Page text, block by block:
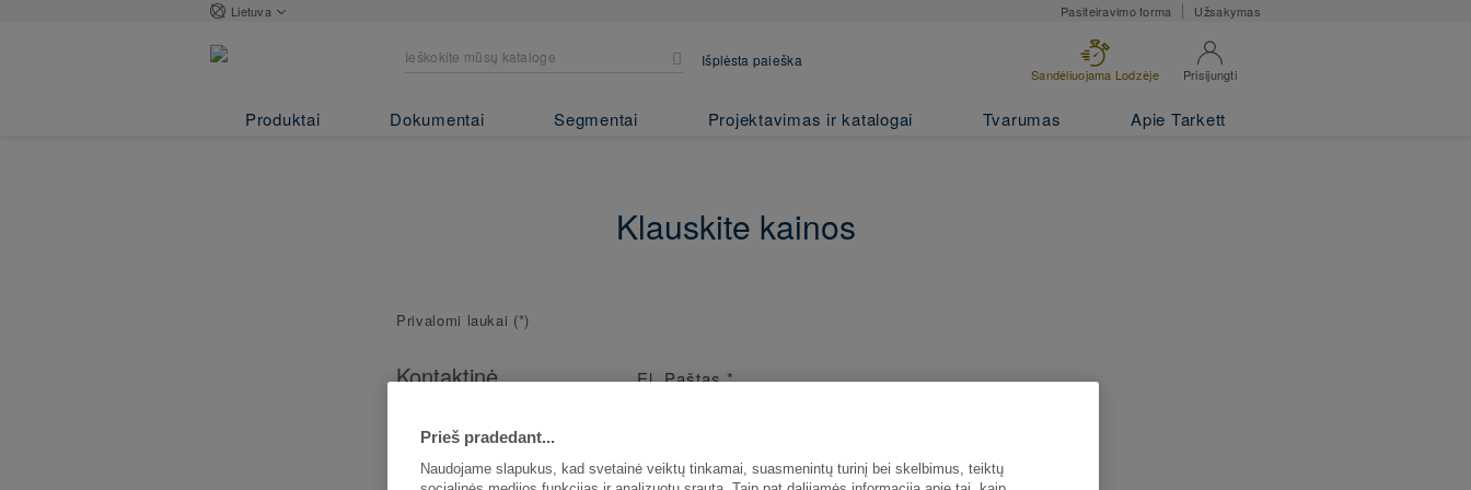
Lietuva Pasiteiravimo forma Užsakymas
Išplėsta paieška
Sandėliuojama Lodzėje Prisijungti
Produktai Dokumentai Segmentai Projektavimas ir katalogai Tvarumas Apie Tarkett
Klauskite kainos
Privalomi laukai (*)
Kontaktinė
Nurodykite šio užsakymo
El. Paštas*
Prieš pradedant...
Naudojame slapukus, kad svetainė veiktų tinkamai, suasmenintų turinį bei skelbimus, teiktų